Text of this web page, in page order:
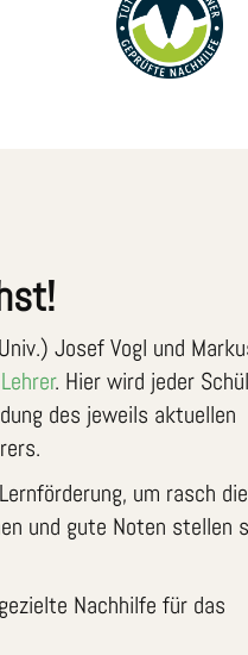
Josef Vogl und
. Hier wird jeder
des jeweils aktuellen
um rasch die
und gute Noten stellen
Nachhilfe für das